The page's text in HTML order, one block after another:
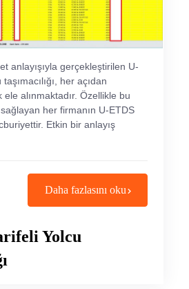
anlayışıyla gerçekleştirilen U-
her açıdan
alınmaktadır. Özellikle bu
her firmanın U-ETDS
Etkin bir anlayış
Daha fazlasını oku
Yolcu